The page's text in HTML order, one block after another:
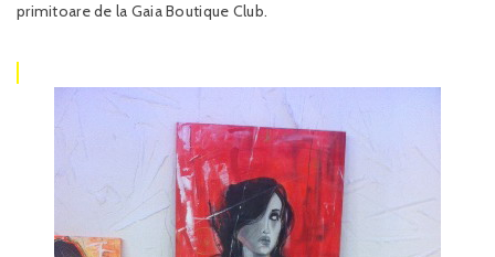
primitoare de la Gaia Boutique Club.